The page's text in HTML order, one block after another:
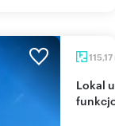
115,17
Lokal użytkowy 115 m² w Jędrzejowie,